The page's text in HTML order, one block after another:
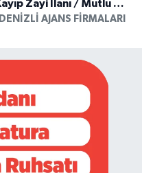
Kayıp Zayi İlanı / Mutlu Ajans / Denizli
DENIZLI AJANS FIRMALARI